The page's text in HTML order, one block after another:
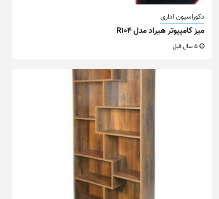
دکوراسیون اداری
میز کامپیوتر هیراد مدل R104